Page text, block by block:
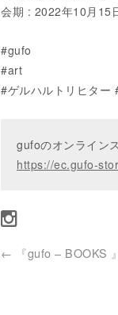
会期 : 2022年10月15
#gufo
#art
#ゲルハルトリヒタ
gufoのオンライン
https://ec.gufo-
← 『gufo – BOOKS